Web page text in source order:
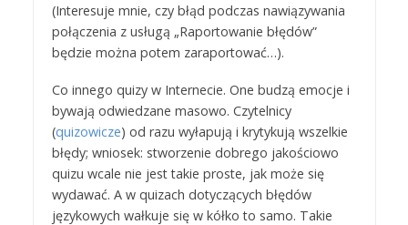
(Interesuje mnie, czy błąd podczas nawiązywania
połączenia z usługą „Raportowanie błędów”
będzie można potem zaraportować…).
Co innego quizy w Internecie. One budzą emocje i
bywają odwiedzane masowo. Czytelnicy
(quizowicze) od razu wyłapują i krytykują wszelkie
błędy; wniosek: stworzenie dobrego jakościowo
quizu wcale nie jest takie proste, jak może się
wydawać. A w quizach dotyczących błędów
językowych wałkuje się w kółko to samo. Takie